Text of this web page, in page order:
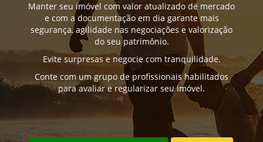
Manter seu imóvel com valor atualizado de mercado
e com a documentação em dia garante mais
segurança, agilidade nas negociações e valorização
do seu patrimônio.
Evite surpresas e negocie com tranquilidade.
Conte com um grupo de profissionais habilitados
para avaliar e regularizar seu imóvel.